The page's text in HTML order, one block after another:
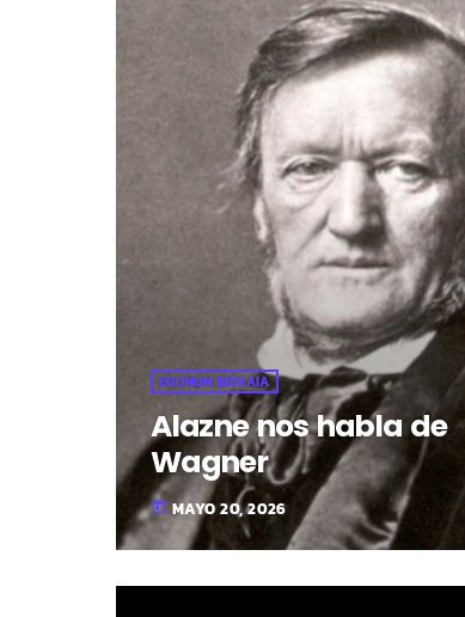
EGUNON BIZKAIA
Alazne nos habla de
Wagner
today MAYO 20, 2026